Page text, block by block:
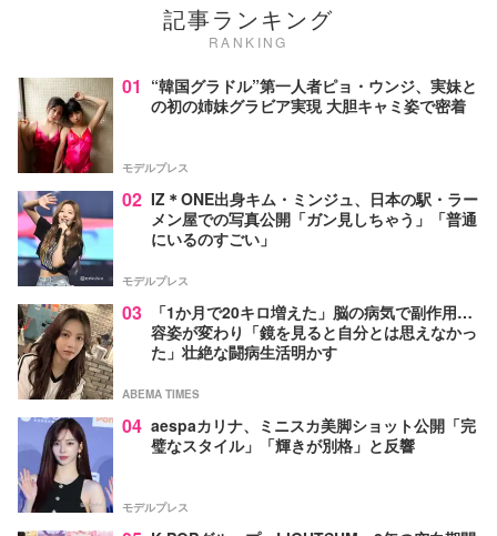
記事ランキング
RANKING
01 “韓国グラドル”第一人者ピョ・ウンジ、実妹と
の初の姉妹グラビア実現 大胆キャミ姿で密着
モデルプレス
02 IZ＊ONE出身キム・ミンジュ、日本の駅・ラー
メン屋での写真公開「ガン見しちゃう」「普通
にいるのすごい」
モデルプレス
03
「1か月で20キロ増えた」脳の病気で副作用…
容姿が変わり「鏡を見ると自分とは思えなかっ
た」壮絶な闘病生活明かす
ABEMA TIMES
04 aespaカリナ、ミニスカ美脚ショット公開「完
璧なスタイル」「輝きが別格」と反響
モデルプレス